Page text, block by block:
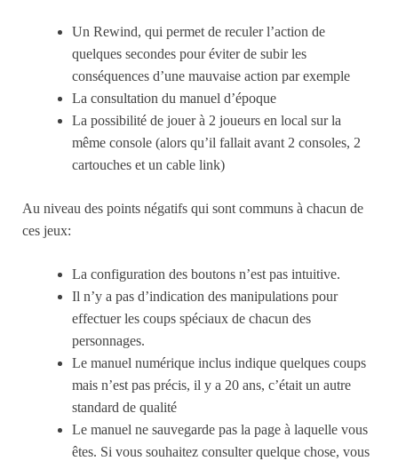
Un Rewind, qui permet de reculer l’action de
quelques secondes pour éviter de subir les
conséquences d’une mauvaise action par exemple
La consultation du manuel d’époque
La possibilité de jouer à 2 joueurs en local sur la
même console (alors qu’il fallait avant 2 consoles, 2
cartouches et un cable link)
Au niveau des points négatifs qui sont communs à chacun de
ces jeux:
La configuration des boutons n’est pas intuitive.
Il n’y a pas d’indication des manipulations pour
effectuer les coups spéciaux de chacun des
personnages.
Le manuel numérique inclus indique quelques coups
mais n’est pas précis, il y a 20 ans, c’était un autre
standard de qualité
Le manuel ne sauvegarde pas la page à laquelle vous
êtes. Si vous souhaitez consulter quelque chose, vous